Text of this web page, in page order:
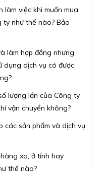
làm việc khi muốn mua
ty như thế nào? Bảo
làm hợp đồng nhưng
dụng dịch vụ có được
lượng lớn của Công ty
vận chuyển không?
các sản phẩm và dịch vụ
xa, ở tỉnh hay
thế nào?